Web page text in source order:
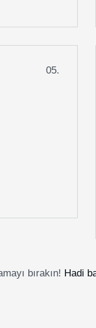
05.
bırakın! Hadi